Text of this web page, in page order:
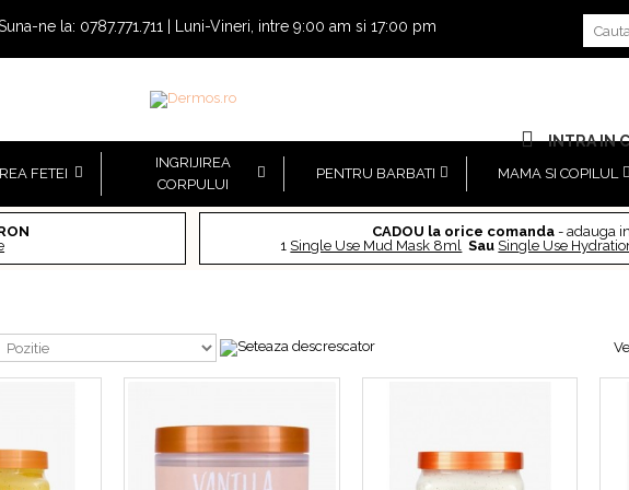
ne la: 0787.771.711 | Luni-Vineri, intre 9:00 am si 17:00 pm
INTRA IN
FETEI
INGRIJIREA
CORPULUI
PENTRU BARBATI MAMA SI COPILUL
CADOU la orice comanda- adauga
1 Single Use Mud Mask 8ml Sau Single Use
RON 72,75 RON